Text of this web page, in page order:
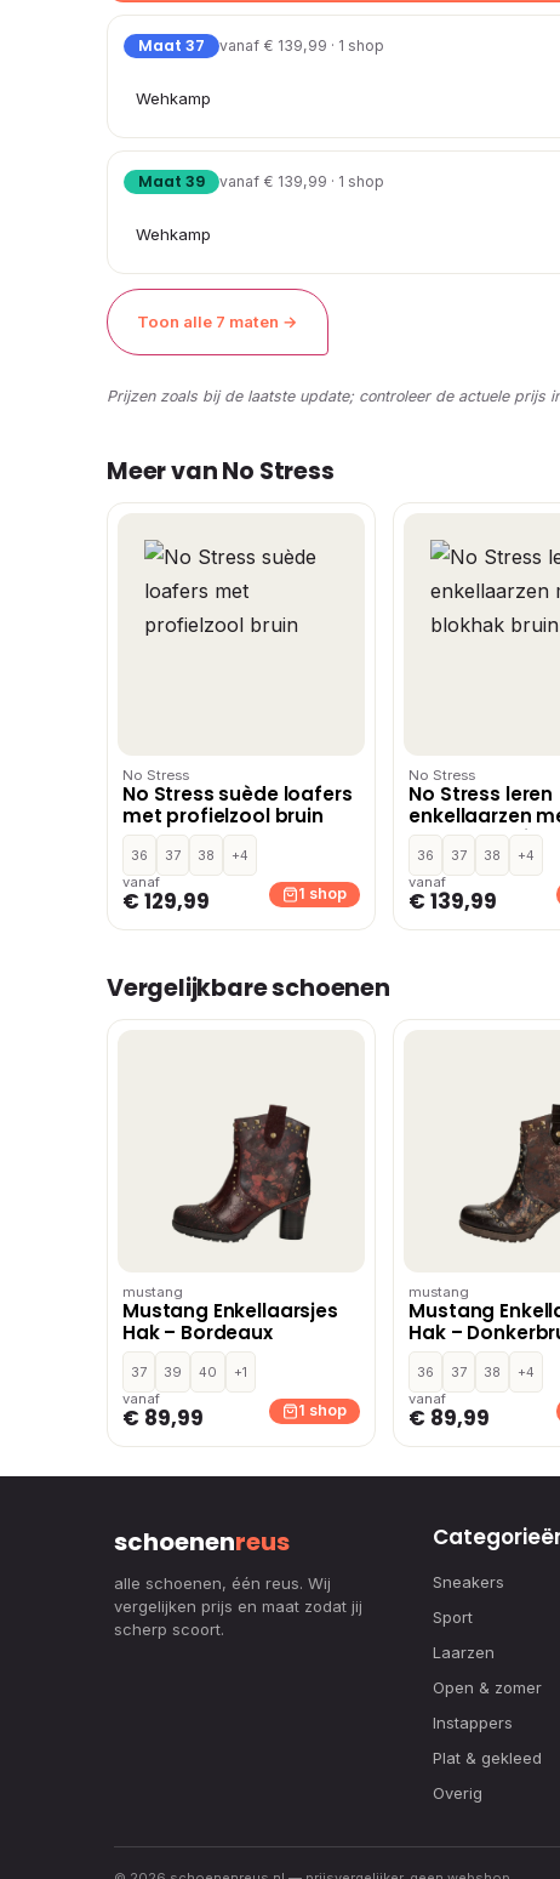
Maat 37 vanaf € 139,99 · 1 shop
Wehkamp
Maat 39 vanaf € 139,99 · 1 shop
Wehkamp
Toon alle 7 maten →
Prijzen zoals bij de laatste update; controleer de actuele
Meer van No Stress
No Stress
No Stress suède loafers
met profielzool bruin
36 37 38
+4
vanaf
€ 129,99 1 shop
No Stress
No Stress leren
enkellaarzen
blokhak bruin
36 37 38
+4
vanaf
€ 139,99
Vergelijkbare schoenen
mustang
Mustang Enkellaarsjes
Hak – Bordeaux
37 39 40
+1
vanaf
€ 89,99 1 shop
mustang
Mustang
Hak –
36 37 38
+4
vanaf
€ 89,99
schoenenreus
alle schoenen, één reus. Wij
vergelijken prijs en maat zodat jij
scherp scoort.
Sneakers
Sport
Laarzen
Open & zomer
Instappers
Plat & gekleed
Overig